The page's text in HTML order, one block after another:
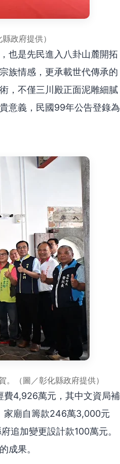
政府提供）
也是先民進入八卦山麓開拓
族情感，更承載世代傳承的
，不僅三川殿正面泥雕細膩
意義，民國99年公告登錄為
（圖／彰化縣政府提供）
費4,926萬元，其中文資局補
廟自籌款246萬3,000元
追加變更設計款100萬元。
成果。